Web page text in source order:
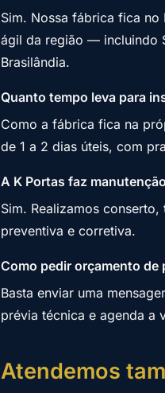
Sim. Nossa fábrica fica
ágil da região — incluindo
Brasilândia.
Quanto tempo leva para
Como a fábrica fica na
de 1 a 2 dias úteis, com
A K Portas faz
Sim. Realizamos
preventiva e corretiva.
Como pedir orçamento de
Basta enviar uma
prévia técnica e agenda a
Atendemos